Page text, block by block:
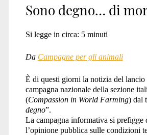
pubblicitarie</
Sono degno… di
Si legge in circa: 5 minuti
Da Campagne per gli animali
È di questi giorni la notizia del lancio
campagna nazionale della sezione
(Compassion in World Farming) dal
degno”.
La campagna informativa si prefigge
l’opinione pubblica sulle condizioni